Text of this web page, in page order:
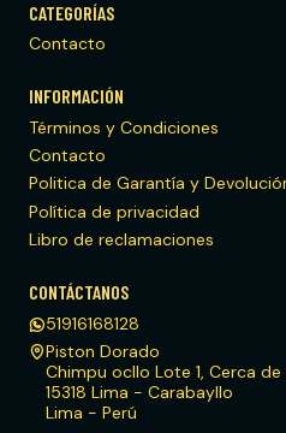
CATEGORÍAS
Contacto
INFORMACIÓN
Términos y Condiciones
Contacto
Politica de Garantía y
Política de privacidad
Libro de reclamaciones
CONTÁCTANOS
51916168128
Piston Dorado
Chimpu ocllo Lote 1, Cerca
15318 Lima - Carabayllo
Lima - Perú